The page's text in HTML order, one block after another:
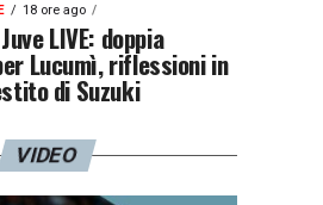
18 ore ago
LIVE: doppia
Lucumì, riflessioni in
di Suzuki
VIDEO